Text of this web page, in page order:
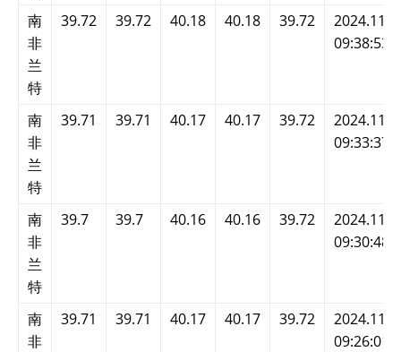
南
非
兰
特
39.72 39.72 40.18 40.18 39.72
09:38:53
南
非
兰
特
39.71 39.71 40.17 40.17 39.72
09:33:37
南
非
兰
特
39.7 39.7 40.16 40.16 39.72
09:30:48
南
非
39.71 39.71 40.17 40.17 39.72
09:26:01